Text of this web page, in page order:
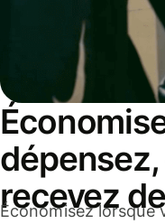
recevez
Économisez lorsque